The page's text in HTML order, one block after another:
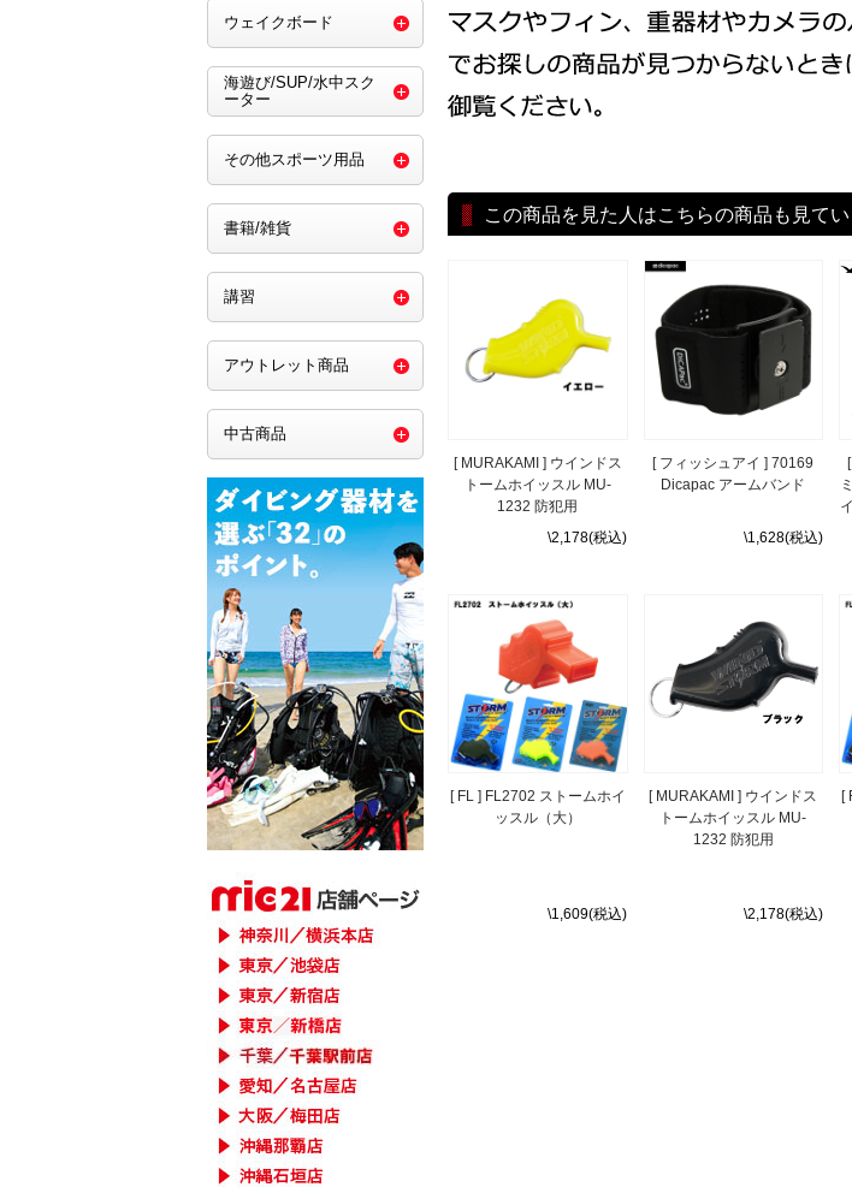
この商品を見た人はこちらの商品も見て
[ MURAKAMI ] ウインドス
トームホイッスル MU-
1232 防犯用
\2,178(税込)
[ フィッシュアイ ] 70169
Dicapac アームバンド
\1,628(税込)
[ FL ] FL2702 ストームホイ
ッスル（大）
\1,609(税込)
[ MURAKAMI ] ウインドス
トームホイッスル MU-
1232 防犯用
\2,178(税込)
[
ウェイクボード
海遊び/SUP/水中スク
ーター
その他スポーツ用品
書籍/雑貨
講習
アウトレット商品
中古商品